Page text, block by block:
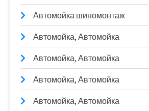
Автомойка шиномонтаж
Автомойка, Автомойка
Автомойка, Автомойка
Автомойка, Автомойка
Автомойка, Автомойка